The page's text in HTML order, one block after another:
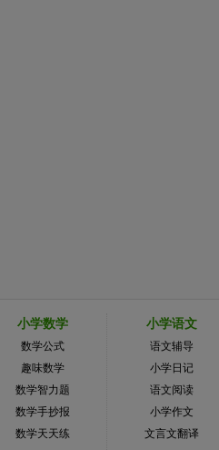
小学数学
数学公式
趣味数学
数学智力题
数学手抄报
数学天天练
小学语文
语文辅导
小学日记
语文阅读
小学作文
文言文翻译